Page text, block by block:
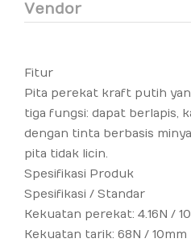
Vendor
Fitur
Pita perekat kraft putih
tiga fungsi: dapat berlapis,
dengan tinta berbasis
pita tidak licin.
Spesifikasi Produk
Spesifikasi / Standar
Kekuatan perekat: 4.16N /
Kekuatan tarik: 68N / 10mm